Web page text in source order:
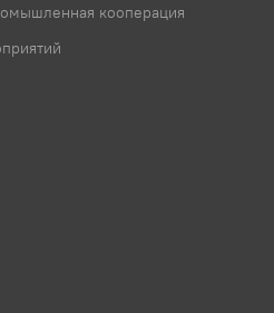
кооперация